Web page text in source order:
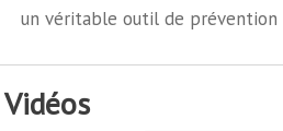
un véritable outil de prévention
vidéos